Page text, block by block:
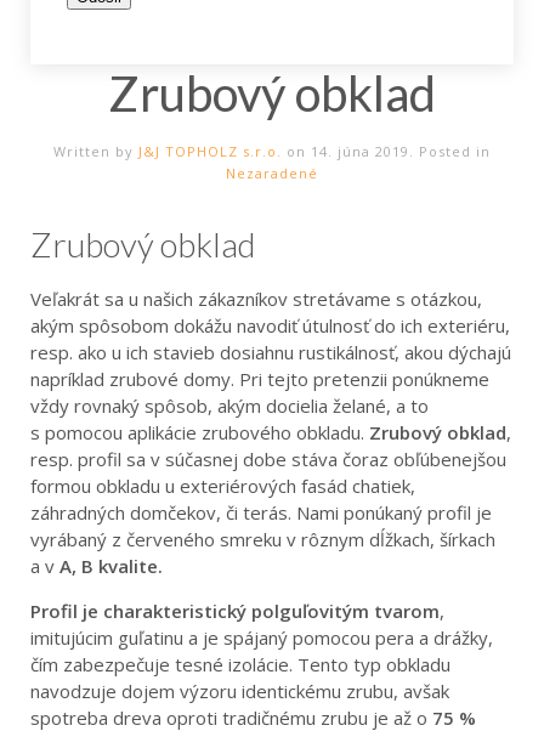
Zrubový obklad
Written by J&J TOPHOLZ s.r.o. on 14. júna 2019 . Posted in
Nezaradené
Zrubový obklad
Veľakrát sa u našich zákazníkov stretávame s otázkou,
akým spôsobom dokážu navodiť útulnosť do ich exteriéru,
resp. ako u ich stavieb dosiahnu rustikálnosť, akou dýchajú
napríklad zrubové domy. Pri tejto pretenzii ponúkneme
vždy rovnaký spôsob, akým docielia želané, a to
s pomocou aplikácie zrubového obkladu. Zrubový obklad,
resp. profil sa v súčasnej dobe stáva čoraz obľúbenejšou
formou obkladu u exteriérových fasád chatiek,
záhradných domčekov, či terás. Nami ponúkaný profil je
vyrábaný z červeného smreku v rôznym dĺžkach, šírkach
a v A, B kvalite.
Profil je charakteristický polguľovitým tvarom,
imitujúcim guľatinu a je spájaný pomocou pera a drážky,
čím zabezpečuje tesné izolácie. Tento typ obkladu
navodzuje dojem výzoru identickému zrubu, avšak
spotreba dreva oproti tradičnému zrubu je až o 75 %